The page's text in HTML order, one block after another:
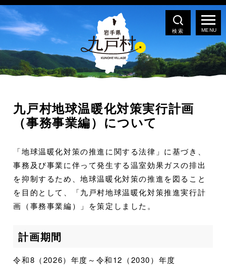
検索
九戸村地球温暖化対策実行計画
（事務事業編）について
「地球温暖化対策の推進に関する法律」に基づき、
事務及び事業に伴って発生する温室効果ガスの排出
を抑制するため、地球温暖化対策の推進を図ること
を目的として、「九戸村地球温暖化対策推進実行計
画（事務事業編）」を策定しました。
計画期間
令和8（2026）年度～令和12（2030）年度